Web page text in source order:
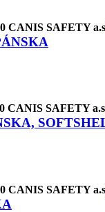
CANIS SAFETY a.s
CANIS SAFETY a.s
CANIS SAFETY a.s